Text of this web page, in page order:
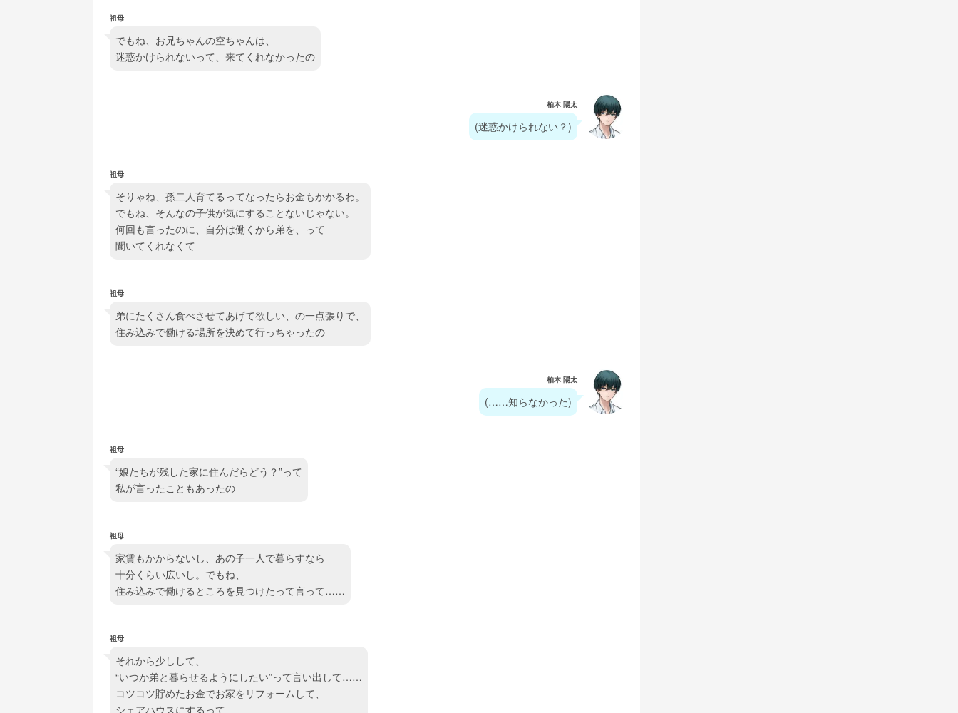
祖母
でもね、お兄ちゃんの空ちゃんは、
迷惑かけられないって、来てくれなかったの
柏木 陽太
(迷惑かけられない？)
祖母
そりゃね、孫二人育てるってなったらお金もかかるわ。
でもね、そんなの子供が気にすることないじゃない。
何回も言ったのに、自分は働くから弟を、って
聞いてくれなくて
祖母
弟にたくさん食べさせてあげて欲しい、の一点張りで、
住み込みで働ける場所を決めて行っちゃったの
柏木 陽太
(……知らなかった)
祖母
“娘たちが残した家に住んだらどう？”って
私が言ったこともあったの
祖母
家賃もかからないし、あの子一人で暮らすなら
十分くらい広いし。でもね、
住み込みで働けるところを見つけたって言って……
祖母
それから少しして、
“いつか弟と暮らせるようにしたい”って言い出して……
コツコツ貯めたお金でお家をリフォームして、
シェアハウスにするって